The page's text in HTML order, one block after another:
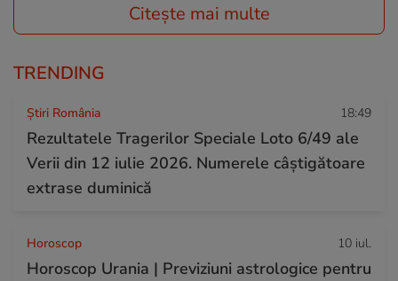
Citește mai multe
TRENDING
Știri România 18:49
Rezultatele Tragerilor Speciale Loto 6/49 ale
Verii din 12 iulie 2026. Numerele câștigătoare
extrase duminică
Horoscop 10 iul.
Horoscop Urania | Previziuni astrologice pentru